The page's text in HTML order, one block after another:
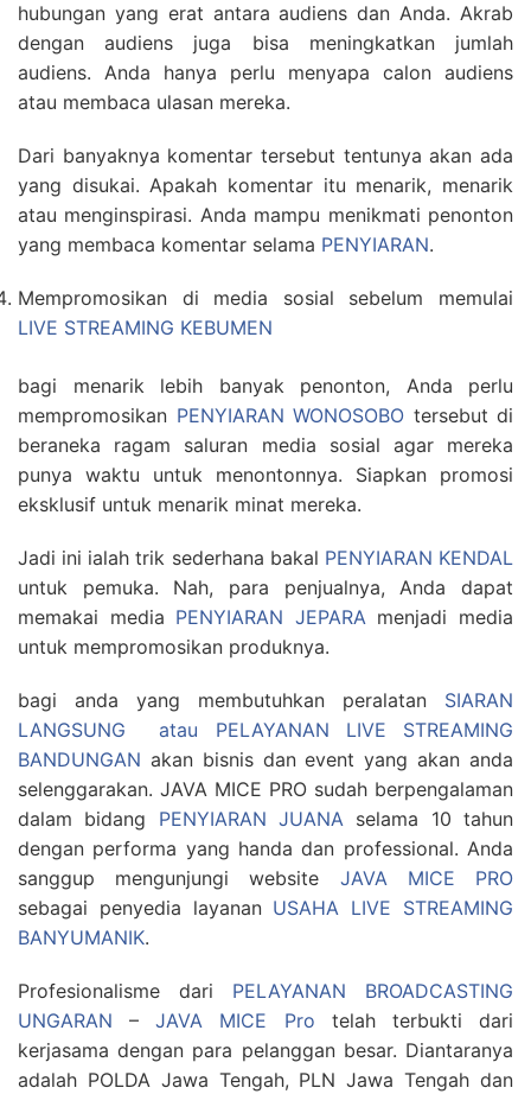
hubungan yang erat antara audiens dan Anda. Akrab
dengan audiens juga bisa meningkatkan jumlah
audiens. Anda hanya perlu menyapa calon audiens
atau membaca ulasan mereka.
Dari banyaknya komentar tersebut tentunya akan ada
yang disukai. Apakah komentar itu menarik, menarik
atau menginspirasi. Anda mampu menikmati penonton
yang membaca komentar selama PENYIARAN.
Mempromosikan di media sosial sebelum memulai
LIVE STREAMING KEBUMEN
bagi menarik lebih banyak penonton, Anda perlu
mempromosikan PENYIARAN WONOSOBO tersebut di
beraneka ragam saluran media sosial agar mereka
punya waktu untuk menontonnya. Siapkan promosi
eksklusif untuk menarik minat mereka.
Jadi ini ialah trik sederhana bakal PENYIARAN KENDAL
untuk pemuka. Nah, para penjualnya, Anda dapat
memakai media PENYIARAN JEPARAmenjadi media
untuk mempromosikan produknya.
bagi anda yang membutuhkan peralatan SIARAN
LANGSUNG atau PELAYANAN LIVE STREAMING
BANDUNGAN akan bisnis dan event yang akan anda
selenggarakan. JAVA MICE PRO sudah berpengalaman
dalam bidang PENYIARAN JUANA selama 10 tahun
dengan performa yang handa dan professional. Anda
sanggup mengunjungi website JAVA MICE PRO
sebagai penyedia layanan USAHA LIVE STREAMING
BANYUMANIK.
Profesionalisme dari PELAYANAN BROADCASTING
UNGARAN –JAVA MICE Pro telah terbukti dari
kerjasama dengan para pelanggan besar. Diantaranya
adalah POLDA Jawa Tengah, PLN Jawa Tengah dan